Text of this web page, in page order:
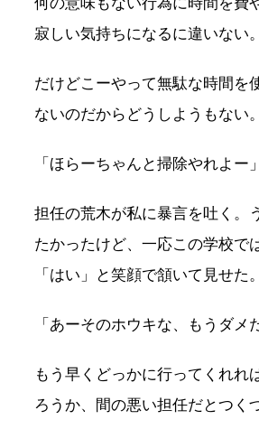
寂しい気持ちになるに違いない。
だけどこーやって無駄な時間を
ないのだからどうしようもない。
「ほらーちゃんと掃除やれよー」
担任の荒木が私に暴言を吐く。
たかったけど、一応この学校で
「はい」と笑顔で頷いて見せた。
「あーそのホウキな、もうダメ
もう早くどっかに行ってくれれ
ろうか、間の悪い担任だとつく